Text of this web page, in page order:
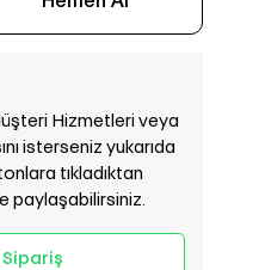
Hizmetleri veya
isterseniz yukarıda
tıkladıktan
paylaşabilirsiniz.